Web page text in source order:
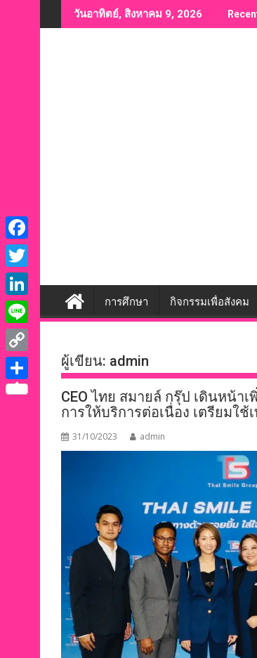
to
วันอาทิตย์, สิงหาคม 9, 2026
การศึกษา กิจกรรมเพื่อสังคม
ผู้เขียน: admin
CEO ไทย สมายล์ กรุ๊ป เดินหน้า
การให้บริการต่อเนื่อง เตรียมใ
31/10/2023 admin
F
a
c
e
b
o
o
T
w
i
t
e
L
i
n
k
e
L
i
n
C
o
S